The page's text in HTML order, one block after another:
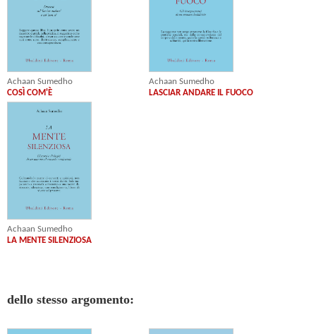
Achaan Sumedho
COSÌ COM'È
Achaan Sumedho
LASCIAR ANDARE IL FUOCO
Achaan Sumedho
LA MENTE SILENZIOSA
dello stesso argomento: